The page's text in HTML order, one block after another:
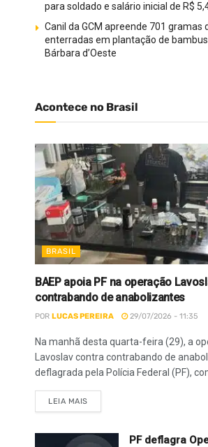
para soldado e salário inicial de R$
Canil da GCM apreende 701 gramas
enterradas em plantação de
Bárbara d’Oeste
Acontece no Brasil
BRASIL
BAEP apoia PF na operação
contrabando de anabolizantes
POR LUCAS PEREIRA 29/07/2026 - 11:35
Na manhã desta quarta-feira (29), a
Lavoslav contra contrabando de
deflagrada pela Polícia Federal (PF),
LEIA MAIS
PF deflagra